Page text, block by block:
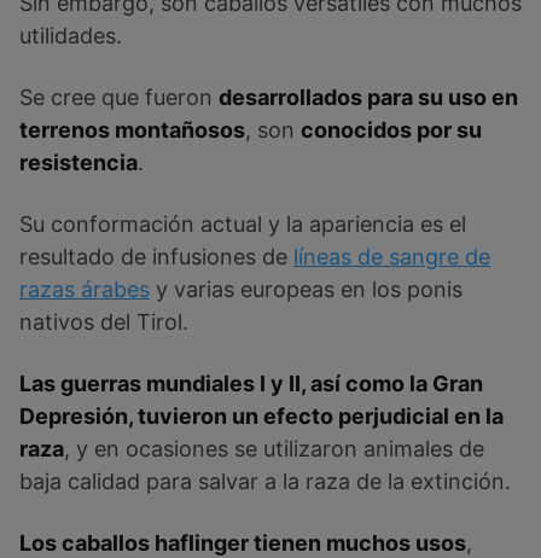
utilidades.
Se cree que fueron desarrollados para su uso en
terrenos montañosos, son conocidos por su
resistencia.
Su conformación actual y la apariencia es el
resultado de infusiones de líneas de sangre de
razas árabes y varias europeas en los ponis
nativos del Tirol.
Las guerras mundiales I y II, así como la Gran
Depresión, tuvieron un efecto perjudicial en la
raza, y en ocasiones se utilizaron animales de
baja calidad para salvar a la raza de la extinción.
Los caballos haflinger tienen muchos usos,